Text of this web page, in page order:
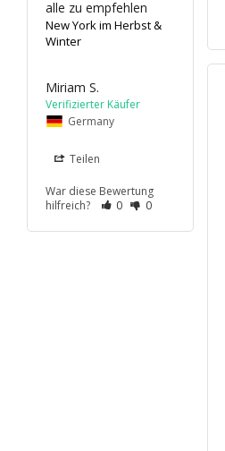
New York im Herbst &
Winter
Miriam S.
Germany
Teilen
War diese Bewertung
hilfreich?
0 0